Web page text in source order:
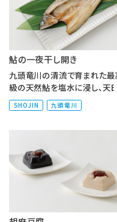
鮎の一夜干し開き
九頭竜川の清流で育まれた最
級の天然鮎を塩水に浸し、天
ししたものを真空パックに。シン
ルだからこそ、素材の旨味を...
SHOJIN 九頭竜川